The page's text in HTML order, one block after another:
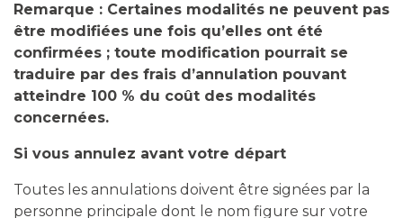
Remarque : Certaines modalités ne peuvent pas
être modifiées une fois qu’elles ont été
confirmées ; toute modification pourrait se
traduire par des frais d’annulation pouvant
atteindre 100 % du coût des modalités
concernées.
Si vous annulez avant votre départ
Toutes les annulations doivent être signées par la
personne principale dont le nom figure sur votre